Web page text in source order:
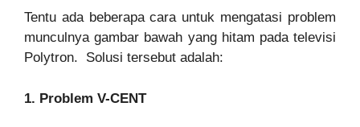
Tentu ada beberapa cara untuk mengatasi problem
munculnya gambar bawah yang hitam pada televisi
Polytron. Solusi tersebut adalah:
1. Problem V-CENT